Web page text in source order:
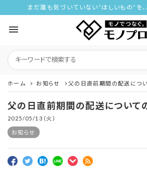
まだ誰も気づいていない“ほしいもの”を
menu
ホーム お知らせ 父の日直前期間の配送につ
父の日直前期間の配送について
2025/05/13（火）
お知らせ